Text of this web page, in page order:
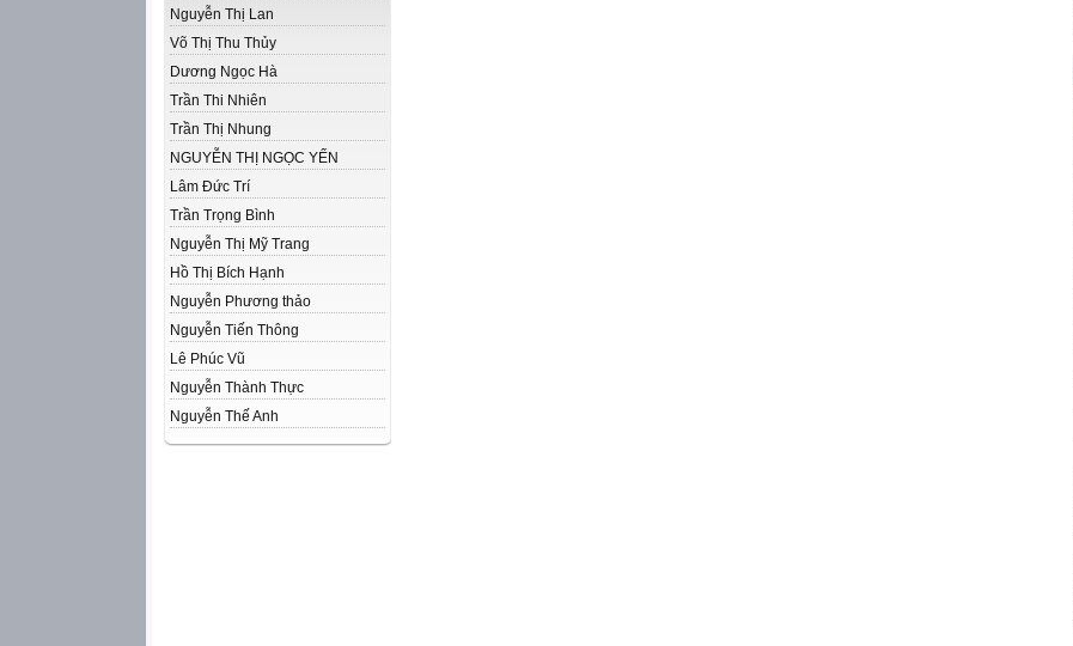
Nguyễn Thị Lan
Võ Thị Thu Thủy
Dương Ngọc Hà
Trần Thi Nhiên
Trần Thị Nhung
NGUYỄN THỊ NGỌC YẾN
Lâm Đức Trí
Trần Trọng Bình
Nguyễn Thị Mỹ Trang
Hồ Thị Bích Hạnh
Nguyễn Phương thảo
Nguyễn Tiến Thông
Lê Phúc Vũ
Nguyễn Thành Thực
Nguyễn Thế Anh